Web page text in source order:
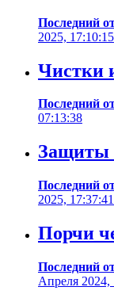
Последний
2025, 17:10:15
Чистки
Последний
07:13:38
Защиты
Последний
2025, 17:37:41
Порчи
Последний
Апреля 2024,